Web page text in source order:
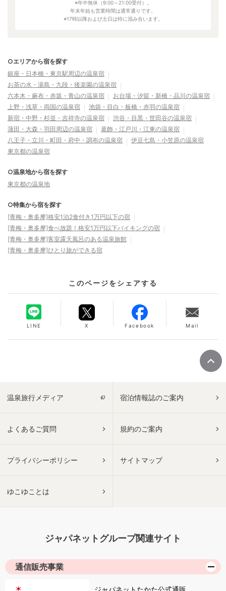
※年中無休（9:00～21:00受付）。
年末年始も営業時間は通常通りです。
※17時以降および土日は特に混み合います。
○エリアから宿を探す
銀座・日本橋・東京駅周辺の温泉宿
お茶の水・湯島・九段・後楽園の温泉宿
六本木・麻布・赤坂・青山の温泉宿
お台場・汐留・新橋・品川の温泉宿
上野・浅草・両国の温泉宿
池袋・目白・板橋・赤羽の温泉宿
新宿・中野・杉並・吉祥寺の温泉宿
渋谷・目黒・世田谷の温泉宿
蒲田・大森・羽田周辺の温泉宿
葛飾・江戸川・江東の温泉宿
八王子・立川・町田・府中・調布の温泉宿
伊豆七島・小笠原の温泉宿
東京都の温泉宿
○温泉地から宿を探す
東京都の温泉地
○特集から宿を探す
[青梅・奥多摩]格安1泊2食付き1万円以下の宿
[青梅・奥多摩]食べ放題！格安1万円以下バイキングの宿
[青梅・奥多摩]客室露天風呂のある温泉旅館
[青梅・奥多摩]ひとり旅ができる宿
このページをシェアする
LINE X Facebook Mail
温泉旅行メディア 宿泊情報誌のご案内
よくあるご質問 規約のご案内
プライバシーポリシー サイトマップ
ゆこゆことは
ジャパネットグループ関連サイト
通信販売事業
ジャパネットたかた公式通販